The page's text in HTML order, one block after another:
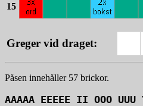
15
Greger vid draget:
Påsen innehåller 57 brickor.
AAAAA EEEEE II OOO